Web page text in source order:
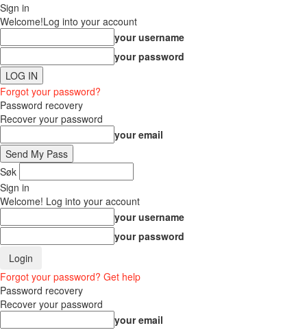
Sign in
Welcome!Log into your account
your username
your password
Forgot your password?
Password recovery
Recover your password
your email
Søk
Sign in
Welcome! Log into your account
your username
your password
Forgot your password? Get help
Password recovery
Recover your password
your email